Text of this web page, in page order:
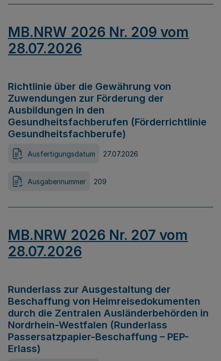
MB.NRW 2026 Nr. 209 vom
28.07.2026
Richtlinie über die Gewährung von
Zuwendungen zur Förderung der
Ausbildungen in den
Gesundheitsfachberufen (Förderrichtlinie
Gesundheitsfachberufe)
Ausfertigungsdatum 27.07.2026
Ausgabennummer 209
MB.NRW 2026 Nr. 207 vom
28.07.2026
Runderlass zur Ausgestaltung der
Beschaffung von Heimreisedokumenten
durch die Zentralen Ausländerbehörden in
Nordrhein-Westfalen (Runderlass
Passersatzpapier-Beschaffung – PEP-
Erlass)